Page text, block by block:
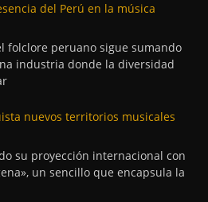
del Perú en la música
folclore peruano sigue sumando
industria donde la diversidad
nuevos territorios musicales
su proyección internacional con
un sencillo que encapsula la